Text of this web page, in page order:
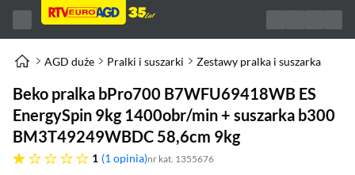
AGD duże Pralki i suszarki Zestawy pralka i suszarka
Beko pralka bPro700 B7WFU69418WB ES
EnergySpin 9kg 1400obr/min + suszarka b300
BM3T49249WBDC 58,6cm 9kg
1
jedna gwiazdka 1 opinia nr kat. 1355676